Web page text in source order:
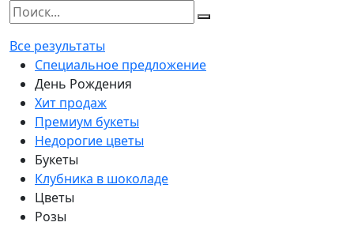
Все результаты
Специальное предложение
День Рождения
Хит продаж
Премиум букеты
Недорогие цветы
Букеты
Клубника в шоколаде
Цветы
Розы